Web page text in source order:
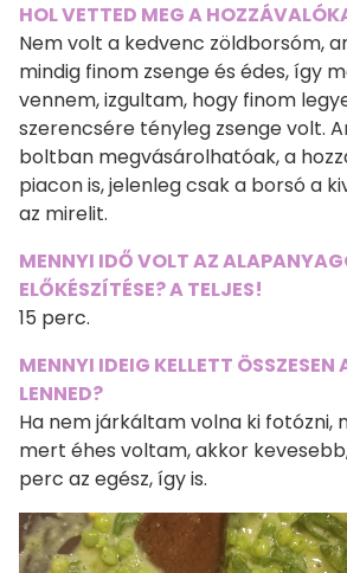
HOL VETTED MEG A
Nem volt a kedvenc zöldborsóm,
mindig finom zsenge és édes, így
vennem, izgultam, hogy finom
szerencsére tényleg zsenge volt.
boltban megvásárolhatóak, a
piacon is, jelenleg csak a borsó a
az mirelit.
MENNYI IDŐ VOLT AZ
ELŐKÉSZÍTÉSE? A TELJES!
15 perc.
MENNYI IDEIG KELLETT
LENNED?
Ha nem járkáltam volna ki fotózni,
mert éhes voltam, akkor
perc az egész, így is.